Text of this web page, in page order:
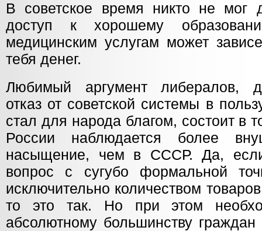
В советское время никто не мог
доступ к хорошему
медицинским услугам может
тебя денег.
Любимый аргумент либералов,
отказ от советской системы в
стал для народа благом, состоит в
России наблюдается более
насыщение, чем в СССР. Да, если
вопрос с сугубо формальной
исключительно количеством
то это так. Но при этом
абсолютному большинству граждан